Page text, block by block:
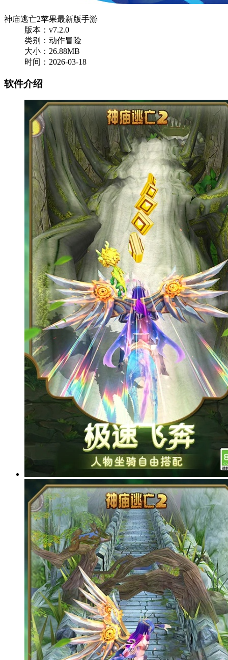
神庙逃亡2苹果最新版手游
版本：v7.2.0
类别：动作冒险
大小：26.88MB
时间：2026-03-18
软件介绍